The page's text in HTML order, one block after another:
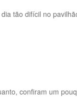
tão difícil no
confiram um